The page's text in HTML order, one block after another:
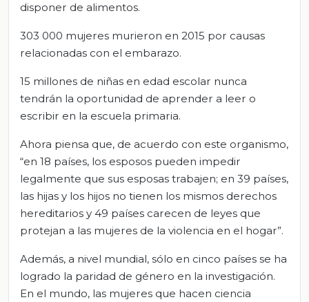
disponer de alimentos.
303 000 mujeres murieron en 2015 por causas
relacionadas con el embarazo.
15 millones de niñas en edad escolar nunca
tendrán la oportunidad de aprender a leer o
escribir en la escuela primaria.
Ahora piensa que, de acuerdo con este organismo,
“en 18 países, los esposos pueden impedir
legalmente que sus esposas trabajen; en 39 países,
las hijas y los hijos no tienen los mismos derechos
hereditarios y 49 países carecen de leyes que
protejan a las mujeres de la violencia en el hogar”.
Además, a nivel mundial, sólo en cinco países se ha
logrado la paridad de género en la investigación.
En el mundo, las mujeres que hacen ciencia